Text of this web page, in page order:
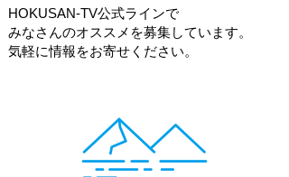
HOKUSAN-TV公式ラインで
みなさんのオススメを募集しています。
​気軽に情報をお寄せください。